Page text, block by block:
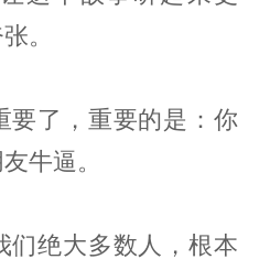
。
要了，重要的是：你
牛逼。
们绝大多数人，根本